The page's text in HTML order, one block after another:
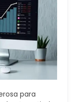
para